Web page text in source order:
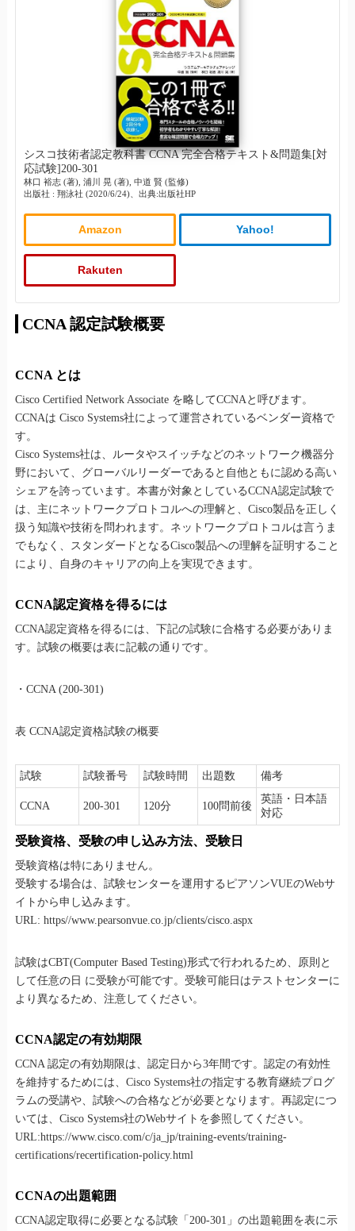
シスコ技術者認定教科書 CCNA 完全合格テキスト&問題集[対
応試験]200-301
林口 裕志 (著), 浦川 晃 (著), 中道 賢 (監修)
出版社 : 翔泳社 (2020/6/24)、出典:出版社HP
Amazon Yahoo!
Rakuten
CCNA 認定試験概要
CCNA とは
Cisco Certified Network Associate を略してCCNAと呼びます。
CCNAは Cisco Systems社によって運営されているベンダー資格で
す。
Cisco Systems社は、ルータやスイッチなどのネットワーク機器分
野において、グローバルリーダーであると自他ともに認める高い
シェアを誇っています。本書が対象としているCCNA認定試験で
は、主にネットワークプロトコルへの理解と、Cisco製品を正しく
扱う知識や技術を問われます。ネットワークプロトコルは言うま
でもなく、スタンダードとなるCisco製品への理解を証明すること
により、自身のキャリアの向上を実現できます。
CCNA認定資格を得るには
CCNA認定資格を得るには、下記の試験に合格する必要がありま
す。試験の概要は表に記載の通りです。
・CCNA (200-301)
表 CCNA認定資格試験の概要
試験 試験番号 試験時間 出題数 備考
CCNA 200-301 120分 100問前後
英語・日本語
対応
受験資格、受験の申し込み方法、受験日
受験資格は特にありません。
受験する場合は、試験センターを運用するピアソンVUEのWebサ
イトから申し込みます。
URL: https//www.pearsonvue.co.jp/clients/cisco.aspx
試験はCBT(Computer Based Testing)形式で行われるため、原則と
して任意の日 に受験が可能です。受験可能日はテストセンターに
より異なるため、注意してください。
CCNA認定の有効期限
CCNA 認定の有効期限は、認定日から3年間です。認定の有効性
を維持するためには、Cisco Systems社の指定する教育継続プログ
ラムの受講や、試験への合格などが必要となります。再認定につ
いては、Cisco Systems社のWebサイトを参照してください。
URL:https://www.cisco.com/c/ja_jp/training-events/training-
certifications/recertification-policy.html
CCNAの出題範囲
CCNA認定取得に必要となる試験「200-301」の出題範囲を表に示